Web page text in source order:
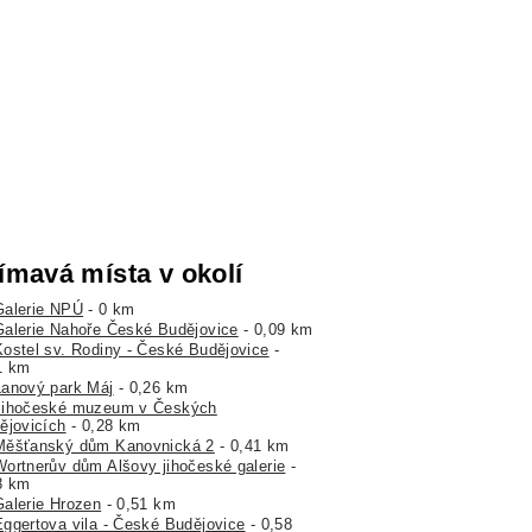
místa v okolí
NPÚ - 0 km
Nahoře České Budějovice - 0,09 km
sv. Rodiny - České Budějovice -
km
park Máj - 0,26 km
muzeum v Českých
- 0,28 km
dům Kanovnická 2 - 0,41 km
dům Alšovy jihočeské galerie -
km
Hrozen - 0,51 km
vila - České Budějovice - 0,58